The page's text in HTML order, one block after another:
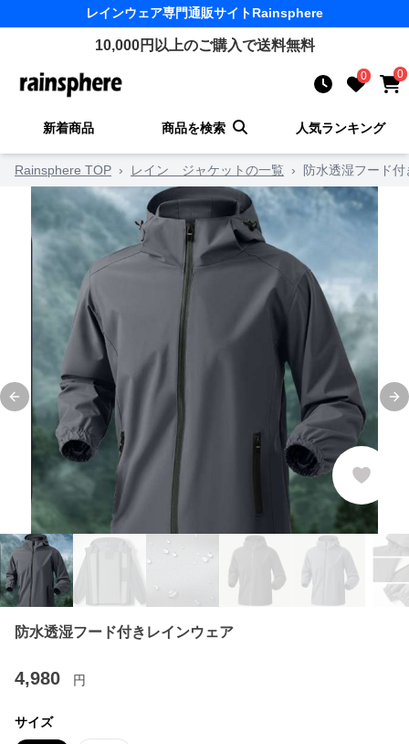
レインウェア専門通販サイトRainsphere
10,000円以上のご購入で送料無料
0 0
新着商品 商品を検索 人気ランキング
Rainsphere TOP › レイン ジャケットの一覧 › 防水透湿フード
Previous slide
防水透湿フード付きレインウェア
4,980 円
サイズ